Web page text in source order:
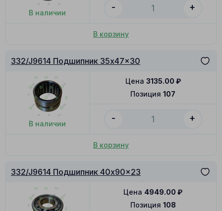
В наличии
- +
В корзину
332/J9614 Подшипник 35x47x30
В наличии
Позиция 107
Цена 3135.00 ₽
- +
В корзину
332/J9614 Подшипник 40x90x23
Позиция 108
Цена 4949.00 ₽